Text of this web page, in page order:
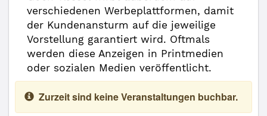
verschiedenen Werbeplattformen, damit
der Kundenansturm auf die jeweilige
Vorstellung garantiert wird. Oftmals
werden diese Anzeigen in Printmedien
oder sozialen Medien veröffentlicht.
Zurzeit sind keine Veranstaltungen buchbar.